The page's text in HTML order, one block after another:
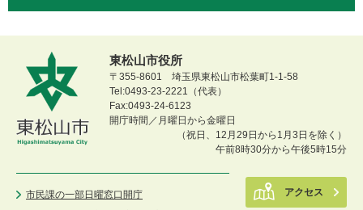
東松山市役所
〒355-8601 埼玉県東松山市松葉町1-1-58
Tel:0493-23-2221（代表）
Fax:0493-24-6123
開庁時間／月曜日から金曜日
（祝日、12月29日から1月3日を除く）
午前8時30分から午後5時15分
市民課の一部日曜窓口開庁
アクセス